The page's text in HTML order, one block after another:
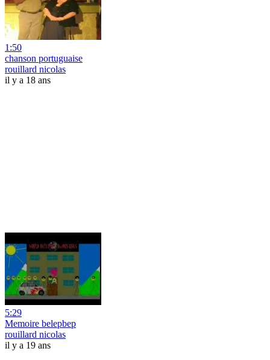
1:50
chanson portuguaise
rouillard nicolas
il y a 18 ans
5:29
Memoire belepbep
rouillard nicolas
il y a 19 ans